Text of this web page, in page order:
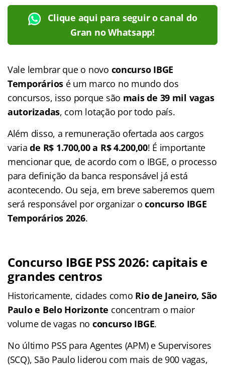
Clique aqui para seguir o canal do
Gran no Whatsapp!
Vale lembrar que o novo concurso IBGE
Temporários é um marco no mundo dos
concursos, isso porque são mais de 39 mil vagas
autorizadas, com lotação por todo país.
Além disso, a remuneração ofertada aos cargos
variade R$ 1.700,00 a R$ 4.200,00! É importante
mencionar que, de acordo com o IBGE, o processo
para definição da banca responsável já está
acontecendo. Ou seja, em breve saberemos quem
será responsável por organizar oconcurso IBGE
Temporários 2026.
Concurso IBGE PSS 2026: capitais e
grandes centros
Historicamente, cidades como Rio de Janeiro, São
Paulo e Belo Horizonte concentram o maior
volume de vagas no concurso IBGE.
No último PSS para Agentes (APM) e Supervisores
(SCQ), São Paulo liderou com mais de 900 vagas,